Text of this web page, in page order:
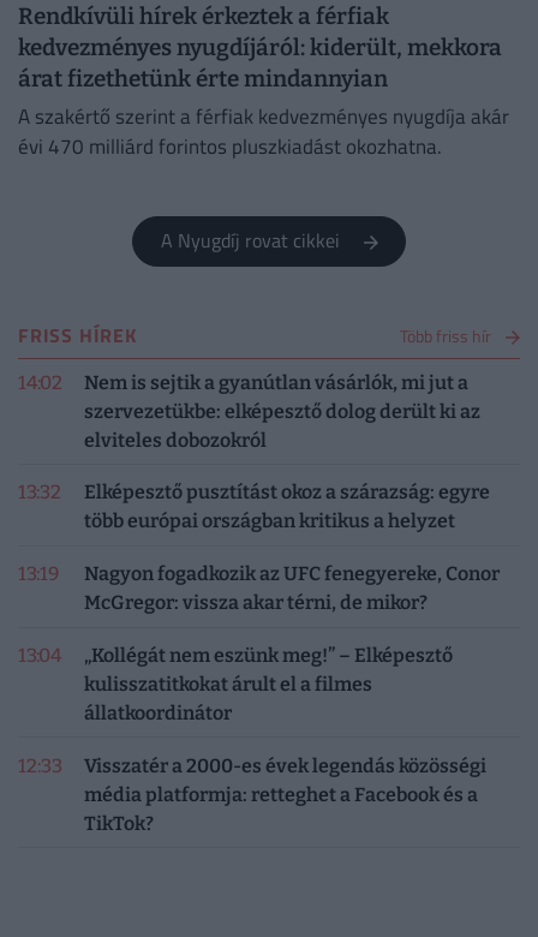
Rendkívüli hírek érkeztek a férfiak
kedvezményes nyugdíjáról: kiderült, mekkora
árat fizethetünk érte mindannyian
A szakértő szerint a férfiak kedvezményes nyugdíja akár
évi 470 milliárd forintos pluszkiadást okozhatna.
A Nyugdíj rovat cikkei
FRISS HÍREK Több friss hír
14:02
Nem is sejtik a gyanútlan vásárlók, mi jut a
szervezetükbe: elképesztő dolog derült ki az
elviteles dobozokról
13:32
Elképesztő pusztítást okoz a szárazság: egyre
több európai országban kritikus a helyzet
13:19
Nagyon fogadkozik az UFC fenegyereke, Conor
McGregor: vissza akar térni, de mikor?
13:04
„Kollégát nem eszünk meg!” – Elképesztő
kulisszatitkokat árult el a filmes
állatkoordinátor
12:33
Visszatér a 2000-es évek legendás közösségi
média platformja: retteghet a Facebook és a
TikTok?